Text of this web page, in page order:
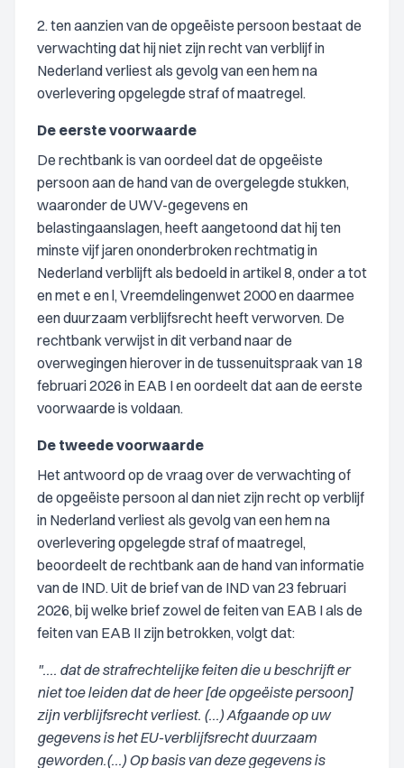
2. ten aanzien van de opgeëiste persoon bestaat de
verwachting dat hij niet zijn recht van verblijf in
Nederland verliest als gevolg van een hem na
overlevering opgelegde straf of maatregel.
De eerste voorwaarde
De rechtbank is van oordeel dat de opgeëiste
persoon aan de hand van de overgelegde stukken,
waaronder de UWV-gegevens en
belastingaanslagen, heeft aangetoond dat hij ten
minste vijf jaren ononderbroken rechtmatig in
Nederland verblijft als bedoeld in artikel 8, onder a tot
en met e en l, Vreemdelingenwet 2000 en daarmee
een duurzaam verblijfsrecht heeft verworven. De
rechtbank verwijst in dit verband naar de
overwegingen hierover in de tussenuitspraak van 18
februari 2026 in EAB I en oordeelt dat aan de eerste
voorwaarde is voldaan.
De tweede voorwaarde
Het antwoord op de vraag over de verwachting of
de opgeëiste persoon al dan niet zijn recht op verblijf
in Nederland verliest als gevolg van een hem na
overlevering opgelegde straf of maatregel,
beoordeelt de rechtbank aan de hand van informatie
van de IND. Uit de brief van de IND van 23 februari
2026, bij welke brief zowel de feiten van EAB I als de
feiten van EAB II zijn betrokken, volgt dat:
".... dat de strafrechtelijke feiten die u beschrijft er
niet toe leiden dat de heer [de opgeëiste persoon]
zijn verblijfsrecht verliest. (...) Afgaande op uw
gegevens is het EU-verblijfsrecht duurzaam
geworden.(...) Op basis van deze gegevens is